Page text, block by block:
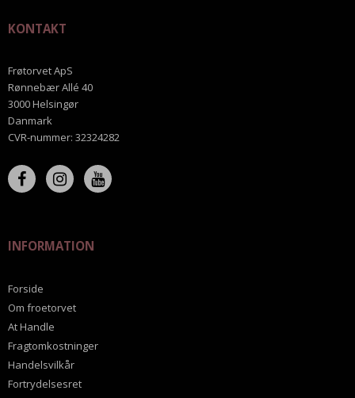
KONTAKT
Frøtorvet ApS
Rønnebær Allé 40
3000 Helsingør
Danmark
CVR-nummer: 32324282
INFORMATION
Forside
Om froetorvet
At Handle
Fragtomkostninger
Handelsvilkår
Fortrydelsesret